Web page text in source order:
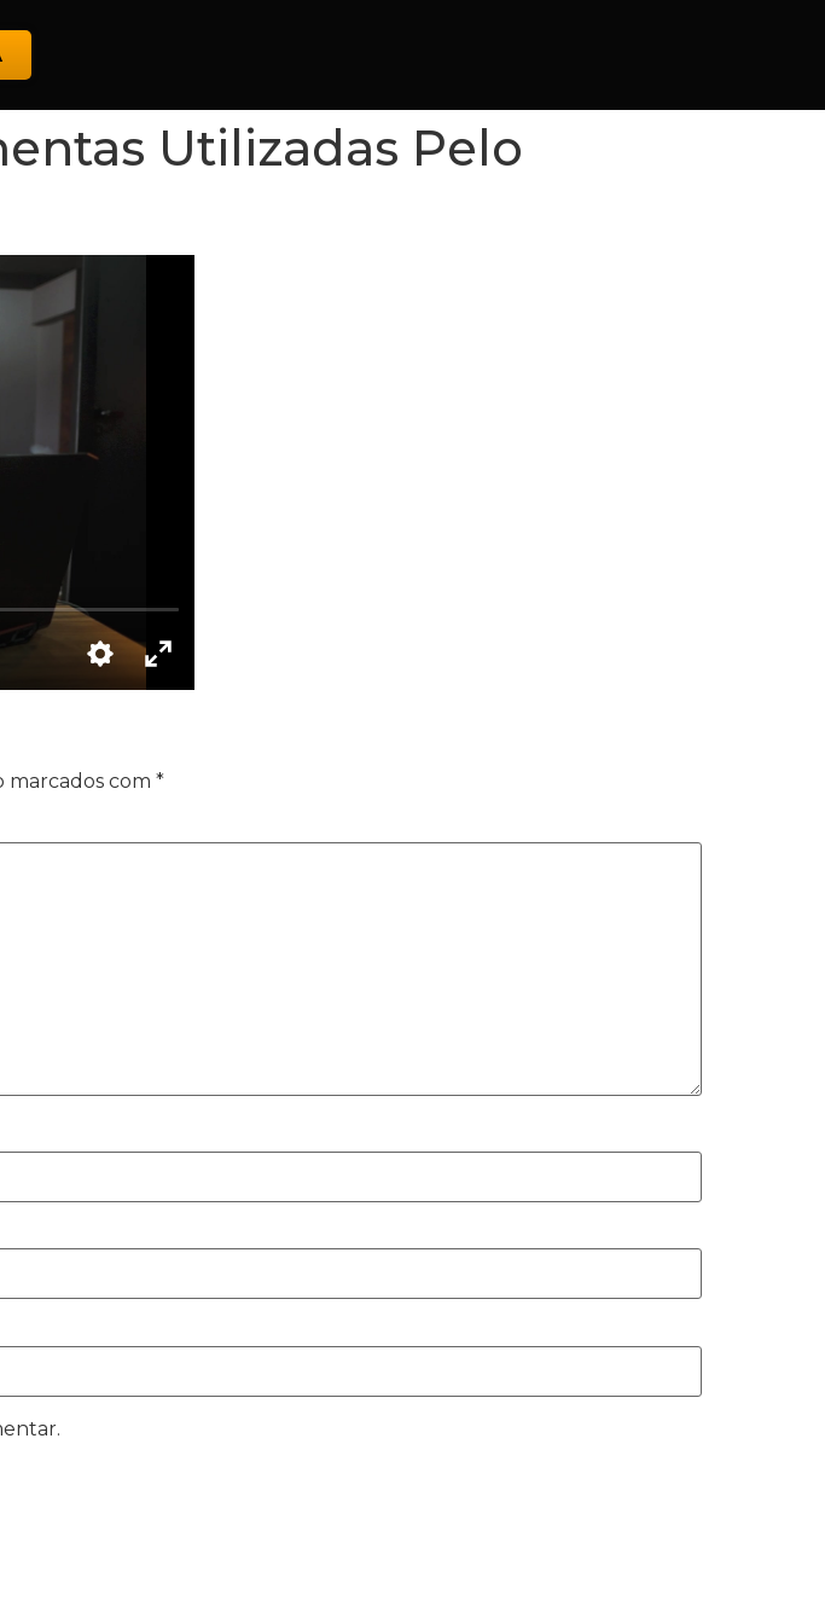
Utilizadas Pelo
marcados com *